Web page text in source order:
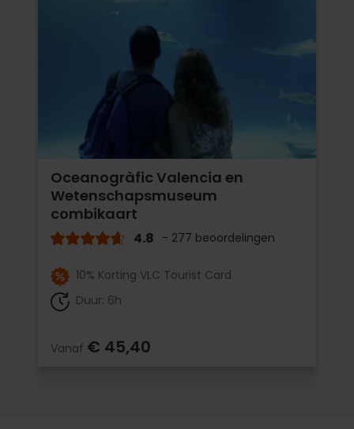
Oceanogràfic Valencia en
Wetenschapsmuseum
combikaart
4.8 - 277 beoordelingen
10% Korting VLC Tourist Card
Duur: 6h
Vanaf € 45,40